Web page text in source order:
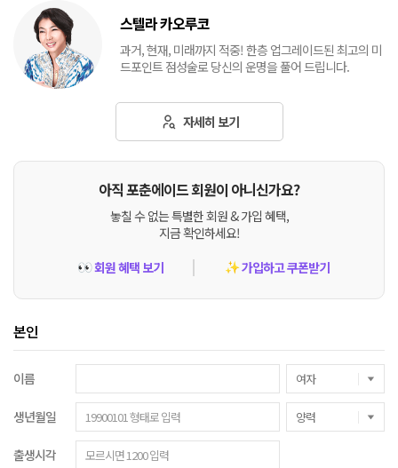
스텔라 카오루코
과거, 현재, 미래까지 적중! 한층 업그레이드된 최고의 미
드포인트 점성술로 당신의 운명을 풀어 드립니다.
자세히 보기
아직 포춘에이드 회원이 아니신가요?
놓칠 수 없는 특별한 회원 & 가입 혜택,
지금 확인하세요!
👀회원 혜택 보기 ✨가입하고 쿠폰받기
본인
이름
생년월일
출생시각